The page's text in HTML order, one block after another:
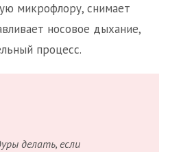
микрофлору, снимает
носовое дыхание,
процесс.
делать, если